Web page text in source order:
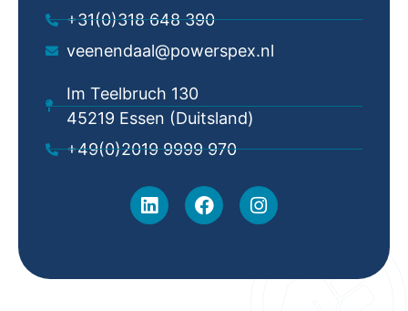
+31(0)318 648 390
veenendaal@powerspex.nl
Im Teelbruch 130
45219 Essen (Duitsland)
+49(0)2019 9999 970